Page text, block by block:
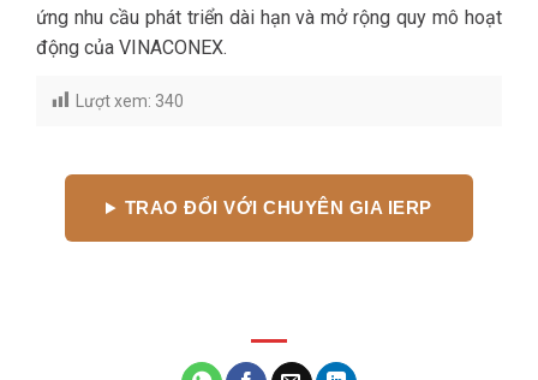
ứng nhu cầu phát triển dài hạn và mở rộng quy mô hoạt
động của VINACONEX.
Lượt xem: 340
TRAO ĐỔI VỚI CHUYÊN GIA IERP